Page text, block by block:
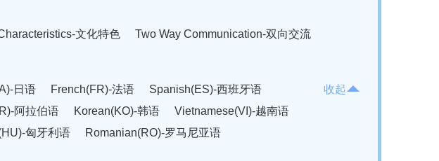
文化特色 Two Way Communication-双向交流
日语 French(FR)-法语
Spanish(ES)-西班牙语
阿拉伯语 Korean(KO)-韩语
Vietnamese(VI)-越南语
匈牙利语
Romanian(RO)-罗马尼亚语
收起